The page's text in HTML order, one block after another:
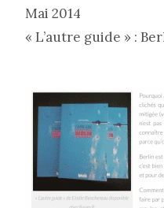
Mai 2014
« L’autre guide » :